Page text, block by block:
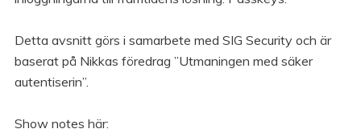
Detta avsnitt görs i samarbete med SIG Security och är
baserat på Nikkas föredrag ”Utmaningen med säker
autentiserin”.
Show notes här: